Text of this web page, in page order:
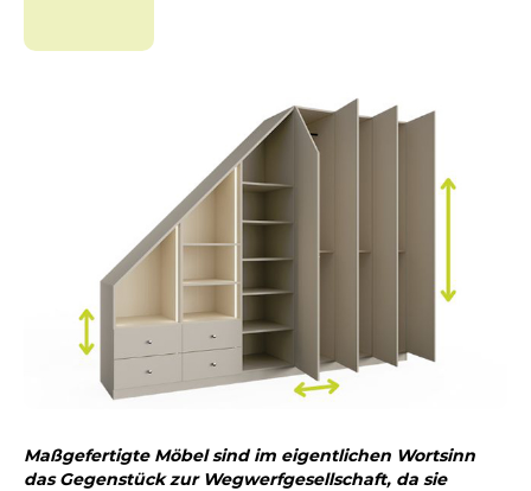
Maßgefertigte Möbel sind im eigentlichen Wortsinn
das Gegenstück zur Wegwerfgesellschaft, da sie